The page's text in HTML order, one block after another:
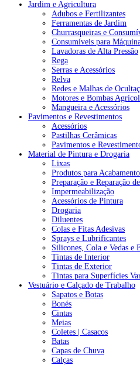
Jardim e Agricultura
Adubos e Fertilizantes
Ferramentas de Jardim
Churrasqueiras e
Consumíveis para
Lavadoras de Alta Pressão
Rega
Serras e Acessórios
Relva
Redes e Malhas de
Motores e Bombas
Mangueira e Acessórios
Pavimentos e Revestimentos
Acessórios
Pastilhas Cerâmicas
Pavimentos e
Material de Pintura e Drogaria
Lixas
Produtos para
Preparação e Reparação
Impermeabilização
Acessórios de Pintura
Drogaria
Diluentes
Colas e Fitas Adesivas
Sprays e Lubrificantes
Silicones, Cola e Vedas e
Tintas de Interior
Tintas de Exterior
Tintas para Superfícies
Vestuário e Calçado de Trabalho
Sapatos e Botas
Bonés
Cintas
Meias
Coletes | Casacos
Batas
Capas de Chuva
Calças